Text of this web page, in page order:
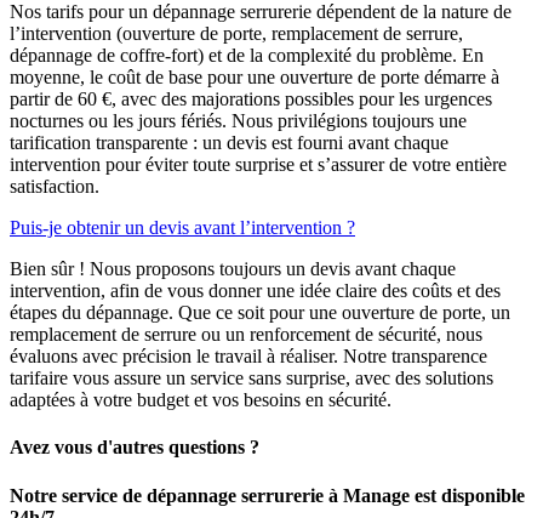
Nos tarifs pour un dépannage serrurerie dépendent de la nature de
l’intervention (ouverture de porte, remplacement de serrure,
dépannage de coffre-fort) et de la complexité du problème. En
moyenne, le coût de base pour une ouverture de porte démarre à
partir de 60 €, avec des majorations possibles pour les urgences
nocturnes ou les jours fériés. Nous privilégions toujours une
tarification transparente : un devis est fourni avant chaque
intervention pour éviter toute surprise et s’assurer de votre entière
satisfaction.
Puis-je obtenir un devis avant l’intervention ?
Bien sûr ! Nous proposons toujours un devis avant chaque
intervention, afin de vous donner une idée claire des coûts et des
étapes du dépannage. Que ce soit pour une ouverture de porte, un
remplacement de serrure ou un renforcement de sécurité, nous
évaluons avec précision le travail à réaliser. Notre transparence
tarifaire vous assure un service sans surprise, avec des solutions
adaptées à votre budget et vos besoins en sécurité.
Avez vous d'autres questions ?
Notre service de dépannage serrurerie à Manage est disponible